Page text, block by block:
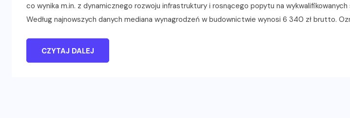
co wynika m.in. z dynamicznego rozwoju infrastruktury i rosnącego popytu na
Według najnowszych danych mediana wynagrodzeń w budownictwie wynosi 6 340 zł brutto.
CZYTAJ DALEJ